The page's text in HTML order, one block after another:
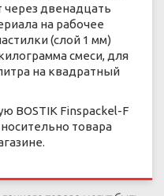
через двенадцать
на рабочее
(слой 1 мм)
смеси, для
на квадратный
BOSTIK Finspackel-F
товара